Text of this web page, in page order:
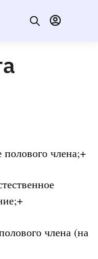
полового члена;+
члена (на